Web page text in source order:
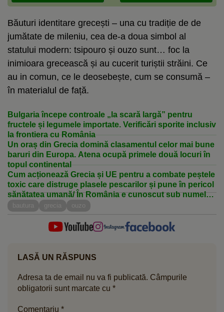
Băuturi identitare grecești – una cu tradiție de de
jumătate de mileniu, cea de-a doua simbol al
statului modern: tsipouro și ouzo sunt… foc la
inimioara grecească și au cucerit turiștii străini. Ce
au in comun, ce le deosebește, cum se consumă –
în materialul de față.
Bulgaria începe controale „la scară largă” pentru
fructele și legumele importate. Verificări sporite inclusiv
la frontiera cu România
Un oraș din Grecia domină clasamentul celor mai bune
baruri din Europa. Atena ocupă primele două locuri în
topul continental
Cum acționează Grecia și UE pentru a combate peștele
toxic care distruge plasele pescarilor și pune în pericol
sănătatea umană/ În România e cunoscut sub numele
de pește iepure
bautura grecia ouzo
LASĂ UN RĂSPUNS
Adresa ta de email nu va fi publicată. Câmpurile
obligatorii sunt marcate cu *
Comentariu *